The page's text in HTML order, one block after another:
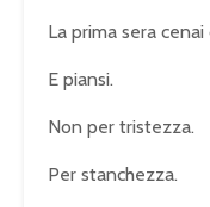
La prima sera
E piansi.
Non per tristezza.
Per stanchezza.